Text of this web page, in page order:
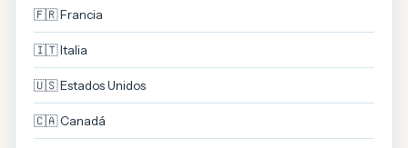
🇫🇷 Francia
🇮🇹 Italia
🇺🇸 Estados Unidos
🇨🇦 Canadá